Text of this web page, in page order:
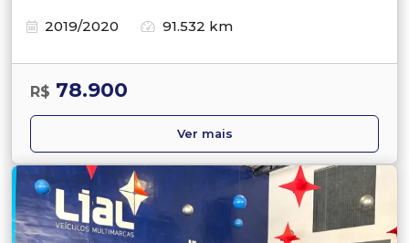
2019/2020
91.532 km
R$ 78.900
Ver mais